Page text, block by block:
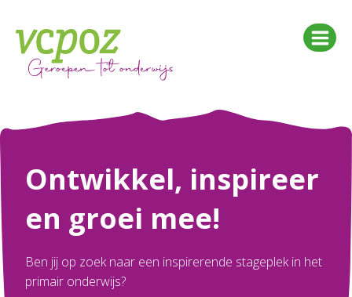
naar
inhoud
Ontwikkel, inspireer
en groei mee!
Ben jij op zoek naar een inspirerende stageplek in het
primair onderwijs?